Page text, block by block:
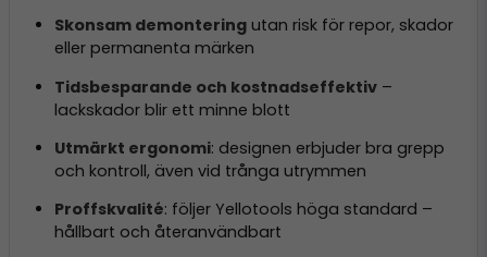
Skonsam demonteringutan risk för repor, skador
eller permanenta märken
Tidsbesparande och kostnadseffektiv–
lackskador blir ett minne blott
Utmärkt ergonomi: designen erbjuder bra grepp
och kontroll, även vid trånga utrymmen
Proffskvalité: följer Yellotools höga standard –
hållbart och återanvändbart